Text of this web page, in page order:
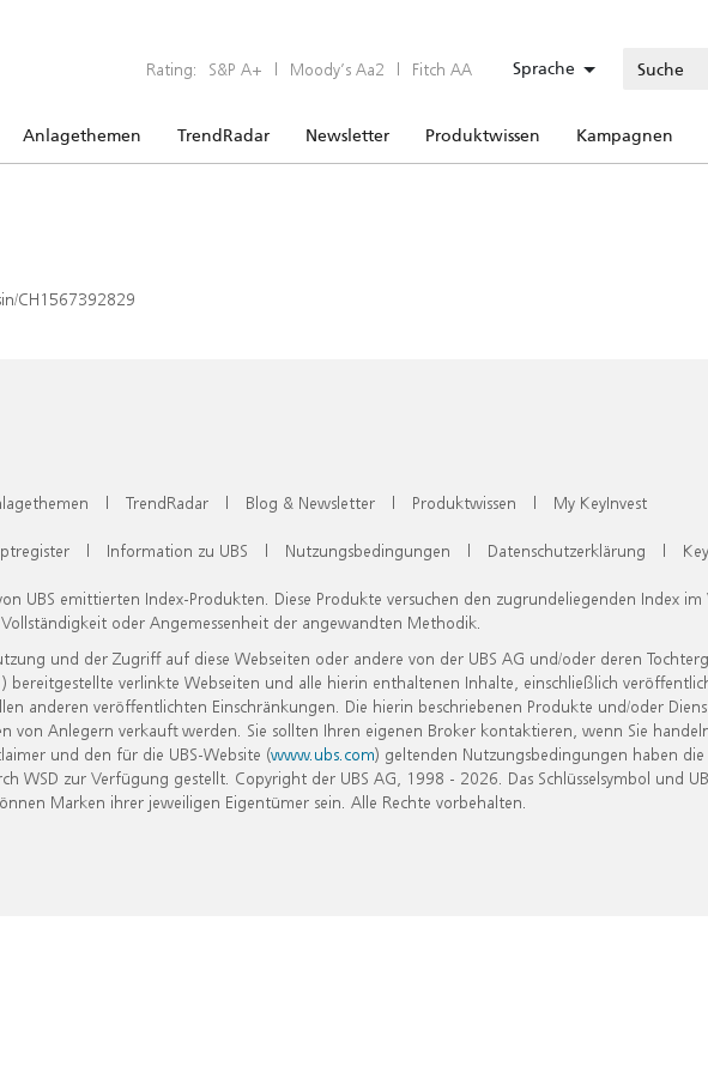
Rating: S&P A+ | Moody’s Aa2 | Fitch AA Sprache
Anlagethemen TrendRadar Newsletter Produktwissen Kampagnen
CH1567392829
| TrendRadar | Blog & Newsletter | Produktwissen | My KeyInvest
| Information zu UBS | Nutzungsbedingungen | Datenschutzerklärung |
UBS emittierten Index-Produkten. Diese Produkte versuchen den zugrundeliegenden Index im
oder Angemessenheit der angewandten Methodik.
und der Zugriff auf diese Webseiten oder andere von der UBS AG und/oder deren
verlinkte Webseiten und alle hierin enthaltenen Inhalte, einschließlich
anderen veröffentlichten Einschränkungen. Die hierin beschriebenen Produkte und/oder
Anlegern verkauft werden. Sie sollten Ihren eigenen Broker kontaktieren, wenn Sie
und den für die UBS-Website (www.ubs.com) geltenden Nutzungsbedingungen haben
zur Verfügung gestellt. Copyright der UBS AG, 1998 - 2026. Das Schlüsselsymbol und
Marken ihrer jeweiligen Eigentümer sein. Alle Rechte vorbehalten.